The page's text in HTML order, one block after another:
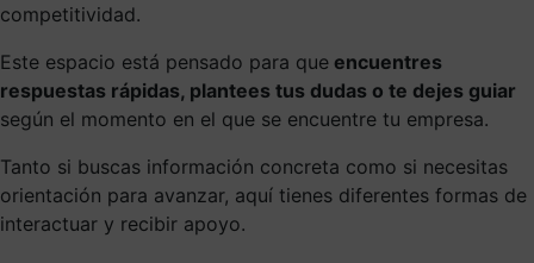
competitividad.
Este espacio está pensado para que encuentres
respuestas rápidas, plantees tus dudas o te dejes guiar
según el momento en el que se encuentre tu empresa.
Tanto si buscas información concreta como si necesitas
orientación para avanzar, aquí tienes diferentes formas de
interactuar y recibir apoyo.